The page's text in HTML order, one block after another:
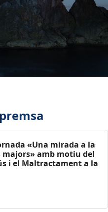
«Una mirada a la
majors» amb motiu del
i el Maltractament a la